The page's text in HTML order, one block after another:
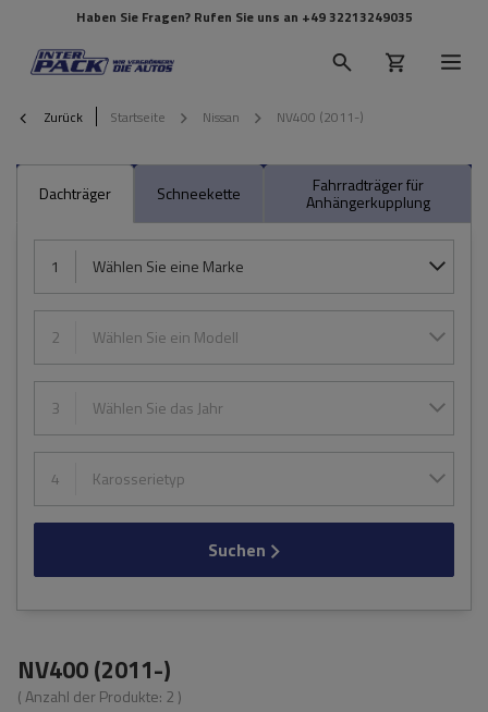
Haben Sie Fragen? Rufen Sie uns an +49 32213249035
Zurück Startseite Nissan NV400 (2011-)
Dachträger Schneekette Fahrradträger für
Anhängerkupplung
1 Wählen Sie eine Marke
2 Wählen Sie ein Modell
3 Wählen Sie das Jahr
4 Karosserietyp
Suchen
NV400 (2011-)
( Anzahl der Produkte: 2 )